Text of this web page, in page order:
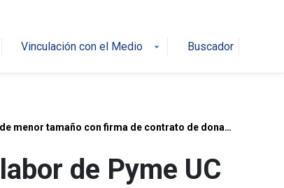
Vinculación con el Medio arrow_drop_down Buscador
BCI compromete continuidad de apoyo a la labor de Pyme UC en favor de las empresas de menor tamaño con firma de contrato de donación
de Pyme UC